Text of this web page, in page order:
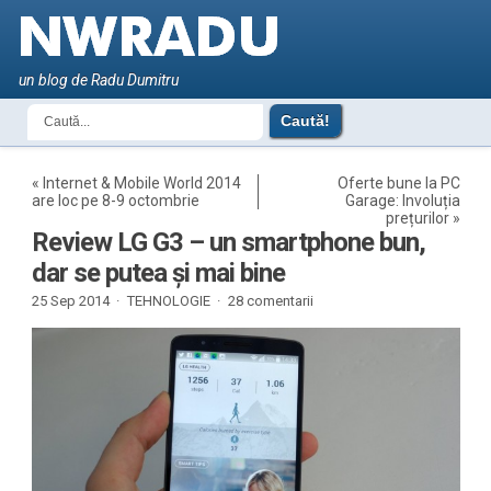
un blog de Radu Dumitru
« Internet & Mobile World 2014
are loc pe 8-9 octombrie
Oferte bune la PC
Garage: Involuția
prețurilor »
Review LG G3 – un smartphone bun,
dar se putea și mai bine
25 Sep 2014 · TEHNOLOGIE · 28 comentarii